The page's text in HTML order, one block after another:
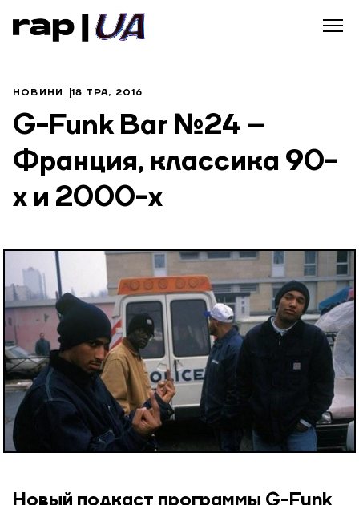
НОВИНИ 18 ТРА, 2016
G-Funk Bar №24 –
Франция, классика 90-
х и 2000-х